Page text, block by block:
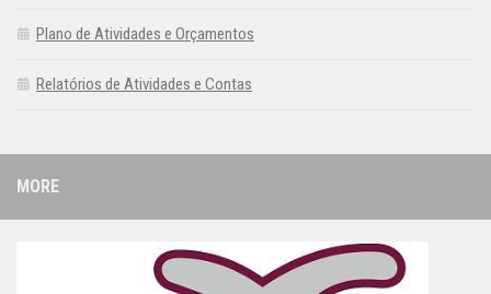
Plano de Atividades e Orçamentos
Relatórios de Atividades e Contas
MORE